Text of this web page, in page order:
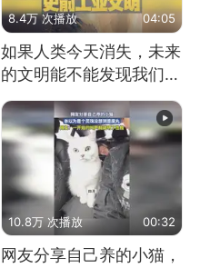
8.4万 次播放 04:05
如果人类今天消失，未来
的文明能不能发现我们存
在过？
10.8万 次播放 00:32
网友分享自己养的小猫，